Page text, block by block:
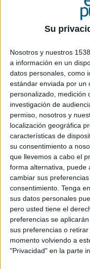
Su
Nosotros y nuestros 1538
a información en un
datos personales, como
estándar enviada por un
personalizado, medición
investigación de
permiso, nosotros y
localización geográfica
características de
su consentimiento a
que llevemos a cabo el
forma alternativa, puede
cambiar sus
consentimiento. Tenga
sus datos personales
pero usted tiene el
preferencias se
sus preferencias o
momento volviendo a
"Privacidad" en la parte
3 DE JULIO DE 2023
La estrategia de